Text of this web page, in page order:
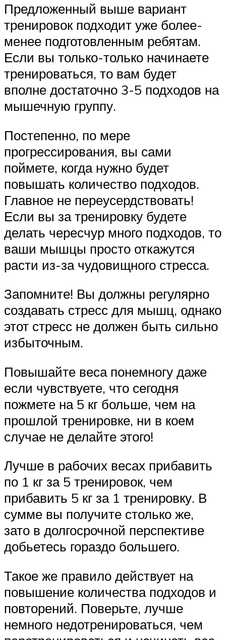
Предложенный выше вариант
тренировок подходит уже более-
менее подготовленным ребятам.
Если вы только-только начинаете
тренироваться, то вам будет
вполне достаточно 3-5 подходов на
мышечную группу.
Постепенно, по мере
прогрессирования, вы сами
поймете, когда нужно будет
повышать количество подходов.
Главное не переусердствовать!
Если вы за тренировку будете
делать чересчур много подходов, то
ваши мышцы просто откажутся
расти из-за чудовищного стресса.
Запомните! Вы должны регулярно
создавать стресс для мышц, однако
этот стресс не должен быть сильно
избыточным.
Повышайте веса понемногу даже
если чувствуете, что сегодня
пожмете на 5 кг больше, чем на
прошлой тренировке, ни в коем
случае не делайте этого!
Лучше в рабочих весах прибавить
по 1 кг за 5 тренировок, чем
прибавить 5 кг за 1 тренировку. В
сумме вы получите столько же,
зато в долгосрочной перспективе
добьетесь гораздо большего.
Такое же правило действует на
повышение количества подходов и
повторений. Поверьте, лучше
немного недотренироваться, чем